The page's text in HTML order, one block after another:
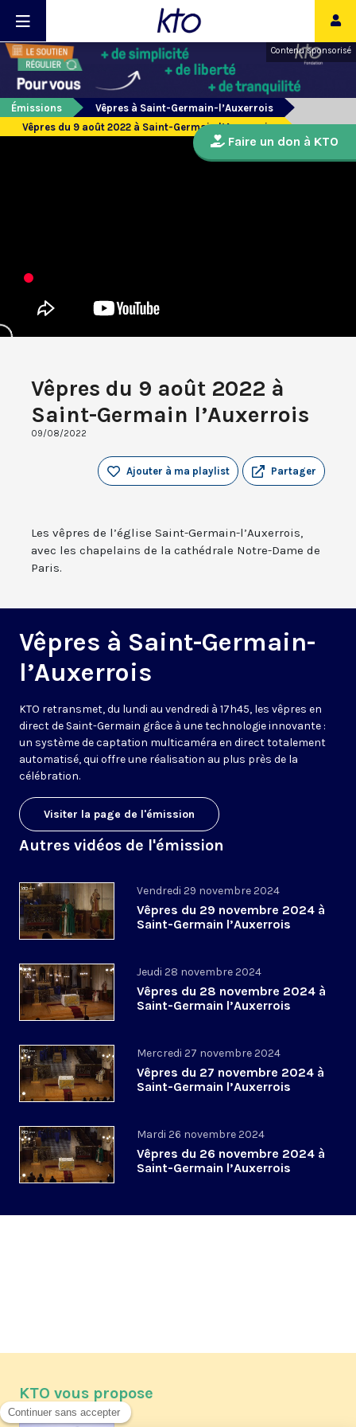
Contenu sponsorisé
Émissions
Vêpres à Saint-Germain-l’Auxerrois
Vêpres du 9 août 2022 à Saint-Germain l’Auxerrois
Vêpres du 9 août 2022 à
Saint-Germain l’Auxerrois
09/08/2022
Partager
Ajouter à ma playlist
Les vêpres de l’église Saint-Germain-l’Auxerrois,
avec les chapelains de la cathédrale Notre-Dame de
Paris.
Vêpres à Saint-Germain-
l’Auxerrois
KTO retransmet, du lundi au vendredi à 17h45, les vêpres en
direct de Saint-Germain grâce à une technologie innovante :
un système de captation multicaméra en direct totalement
automatisé, qui offre une réalisation au plus près de la
célébration.
Visiter la page de l'émission
Autres vidéos de l'émission
Vendredi 29 novembre 2024
Vêpres du 29 novembre 2024 à
Saint-Germain l’Auxerrois
Jeudi 28 novembre 2024
Vêpres du 28 novembre 2024 à
Saint-Germain l’Auxerrois
Mercredi 27 novembre 2024
Vêpres du 27 novembre 2024 à
Saint-Germain l’Auxerrois
Mardi 26 novembre 2024
Vêpres du 26 novembre 2024 à
Saint-Germain l’Auxerrois
Faire un don à KTO
KTO vous propose